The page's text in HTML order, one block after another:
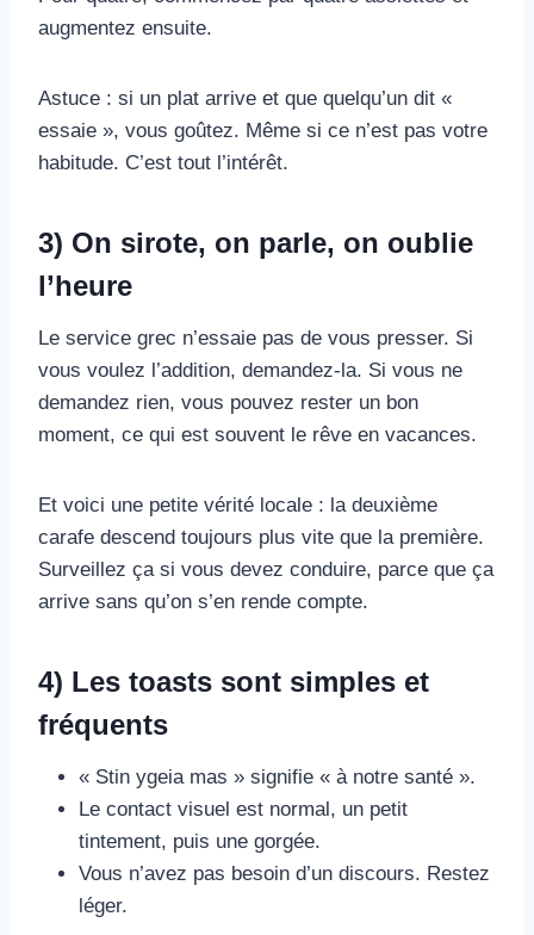
augmentez ensuite.
Astuce : si un plat arrive et que quelqu’un dit «
essaie », vous goûtez. Même si ce n’est pas votre
habitude. C’est tout l’intérêt.
3) On sirote, on parle, on oublie
l’heure
Le service grec n’essaie pas de vous presser. Si
vous voulez l’addition, demandez-la. Si vous ne
demandez rien, vous pouvez rester un bon
moment, ce qui est souvent le rêve en vacances.
Et voici une petite vérité locale : la deuxième
carafe descend toujours plus vite que la première.
Surveillez ça si vous devez conduire, parce que ça
arrive sans qu’on s’en rende compte.
4) Les toasts sont simples et
fréquents
« Stin ygeia mas » signifie « à notre santé ».
Le contact visuel est normal, un petit
tintement, puis une gorgée.
Vous n’avez pas besoin d’un discours. Restez
léger.